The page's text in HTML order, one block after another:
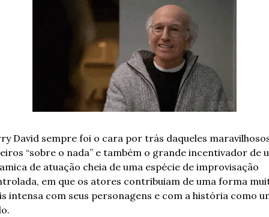
David sempre foi o cara por trás daqueles
“sobre o nada” e também o grande incentivador de
de atuação cheia de uma espécie de improvisação
em que os atores contribuiam de uma forma
intensa com seus personagens e com a história como